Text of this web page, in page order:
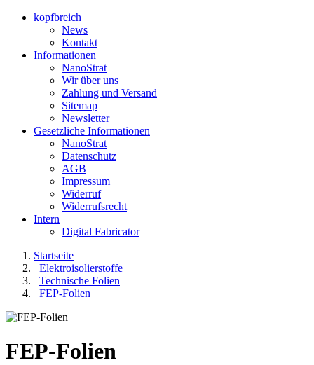
kopfbreich
News
Kontakt
Informationen
NanoStrat
Wir über uns
Zahlung und Versand
Sitemap
Newsletter
Gesetzliche Informationen
NanoStrat
Datenschutz
AGB
Impressum
Widerruf
Widerrufsrecht
Intern
Digital Fabricator
Startseite
Elektroisolierstoffe
Technische Folien
FEP-Folien
FEP-Folien